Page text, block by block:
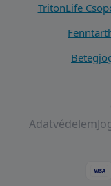
TritonLife
Adatvédelem